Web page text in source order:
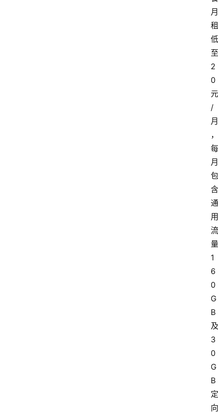
月
租
低
至
2
0
元
/
月
，
每
月
包
含
通
用
流
量
1
6
0
G
B
及
3
0
G
B
定
向